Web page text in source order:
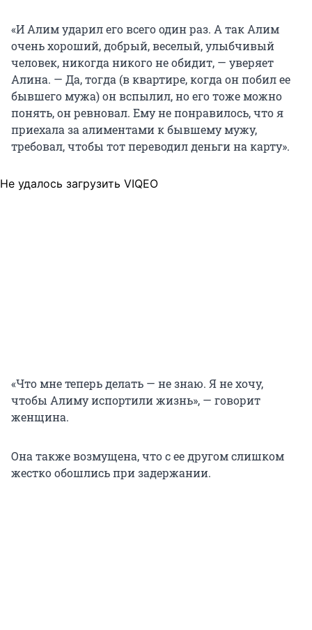
«И Алим ударил его всего один раз. А так Алим
очень хороший, добрый, веселый, улыбчивый
человек, никогда никого не обидит, — уверяет
Алина. — Да, тогда (в квартире, когда он побил ее
бывшего мужа) он вспылил, но его тоже можно
понять, он ревновал. Ему не понравилось, что я
приехала за алиментами к бывшему мужу,
требовал, чтобы тот переводил деньги на карту».
Не удалось загрузить VIQEO
«Что мне теперь делать — не знаю. Я не хочу,
чтобы Алиму испортили жизнь», — говорит
женщина.
Она также возмущена, что с ее другом слишком
жестко обошлись при задержании.